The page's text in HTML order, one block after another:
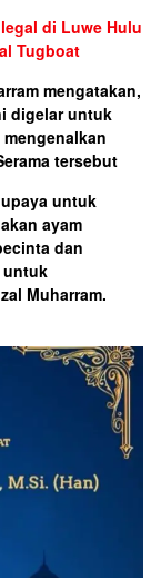
di Luwe Hulu
Tugboat
mengatakan,
digelar untuk
tersebut
untuk
ayam
dan
untuk
Muharram.